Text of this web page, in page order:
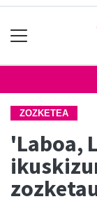
ZOZKETEA
'Laboa,